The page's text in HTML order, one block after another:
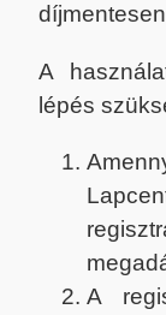
A
lépés
A